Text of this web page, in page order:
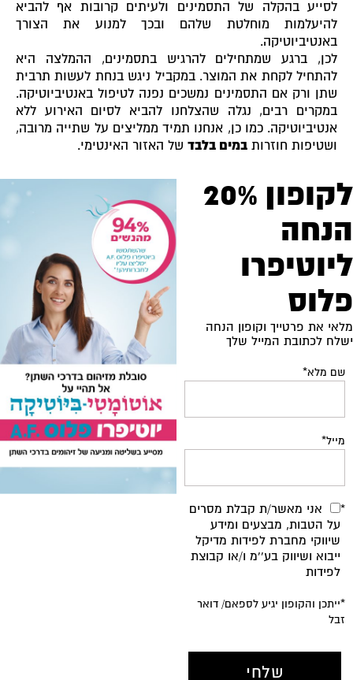
לסייע בהקלה של התסמינים ולעיתים קרובות אף להביא
להיעלמות מוחלטת שלהם ובכך למנוע את הצורך
באנטיביוטיקה.
לכן, ברגע שמתחילים להרגיש בתסמינים, ההמלצה היא
להתחיל לקחת את המוצר. במקביל ניגש בנחת לעשות תרבית
שתן ורק אם התסמינים נמשכים נפנה לטיפול באנטיביוטיקה.
במקרים רבים, נגלה שהצלחנו להביא לסיום האירוע ללא
אנטיביוטיקה. כמו כן, אנחנו תמיד ממליצים על שתייה מרובה,
ושטיפות חוזרות במים בלבד של האזור האינטימי.
לקופון 20%
הנחה
ליוטיפרו
פלוס
מלאי את פרטייך וקופון הנחה
ישלח לכתובת המייל שלך
שם מלא*
מייל*
*
אני מאשר/ת קבלת מסרים
על הטבות, מבצעים ומידע
שיווקי מחברת לפידות מדיקל
ייבוא ושיווק בע''מ ו/או קבוצת
לפידות
*ייתכן והקופון יגיע לספאם/ דואר
זבל